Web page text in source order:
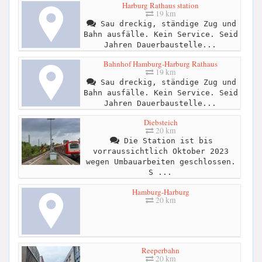
Harburg Rathaus station
19 km
Sau dreckig, ständige Zug und
Bahn ausfälle. Kein Service. Seid
Jahren Dauerbaustelle...
Bahnhof Hamburg-Harburg Rathaus
19 km
Sau dreckig, ständige Zug und
Bahn ausfälle. Kein Service. Seid
Jahren Dauerbaustelle...
Diebsteich
20 km
Die Station ist bis
vorraussichtlich Oktober 2023
wegen Umbauarbeiten geschlossen.
S ...
Hamburg-Harburg
20 km
Reeperbahn
20 km